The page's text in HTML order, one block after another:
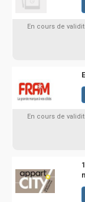
En cours de
En cours de